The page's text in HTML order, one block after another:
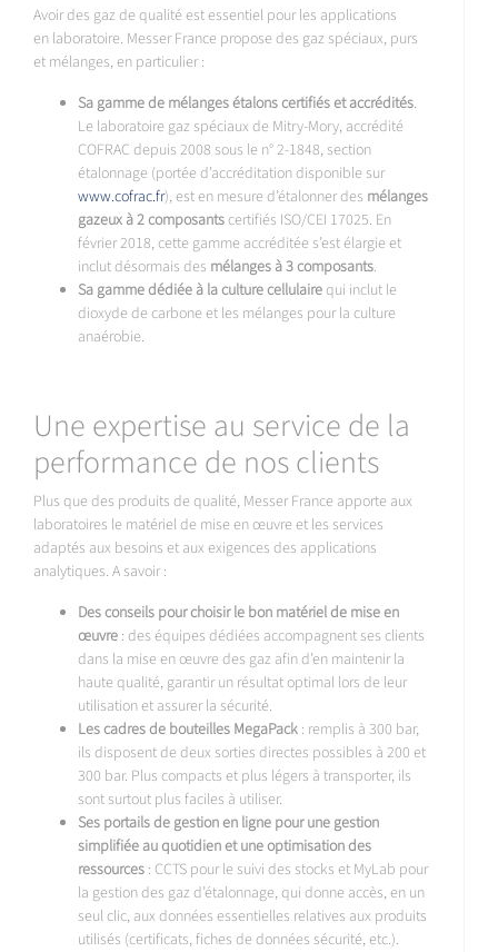
Avoir des gaz de qualité est essentiel pour les applications
en laboratoire. Messer France propose des gaz spéciaux, purs
et mélanges, en particulier :
Sa gamme de mélanges étalons certifiés et accrédités.
Le laboratoire gaz spéciaux de Mitry-Mory, accrédité
COFRAC depuis 2008 sous le n° 2-1848, section
étalonnage (portée d’accréditation disponible sur
www.cofrac.fr), est en mesure d’étalonner des mélanges
gazeux à 2 composantscertifiés ISO/CEI 17025. En
février 2018, cette gamme accréditée s’est élargie et
inclut désormais des mélanges à 3 composants.
Sa gamme dédiée à la culture cellulairequi inclut le
dioxyde de carbone et les mélanges pour la culture
anaérobie.
Une expertise au service de la
performance de nos clients
Plus que des produits de qualité, Messer France apporte aux
laboratoires le matériel de mise en œuvre et les services
adaptés aux besoins et aux exigences des applications
analytiques. A savoir :
Des conseils pour choisir le bon matériel de mise en
œuvre : des équipes dédiées accompagnent ses clients
dans la mise en œuvre des gaz afin d’en maintenir la
haute qualité, garantir un résultat optimal lors de leur
utilisation et assurer la sécurité.
Les cadres de bouteilles MegaPack : remplis à 300 bar,
ils disposent de deux sorties directes possibles à 200 et
300 bar. Plus compacts et plus légers à transporter, ils
sont surtout plus faciles à utiliser.
Ses portails de gestion en ligne pour une gestion
simplifiée au quotidien et une optimisation des
ressources : CCTS pour le suivi des stocks et MyLab pour
la gestion des gaz d’étalonnage, qui donne accès, en un
seul clic, aux données essentielles relatives aux produits
utilisés (certificats, fiches de données sécurité, etc.).